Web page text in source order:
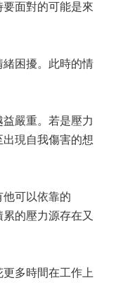
面對的可能是來
困擾。此時的情
嚴重。若是壓力
現自我傷害的想
可以依靠的
的壓力源存在又
多時間在工作上